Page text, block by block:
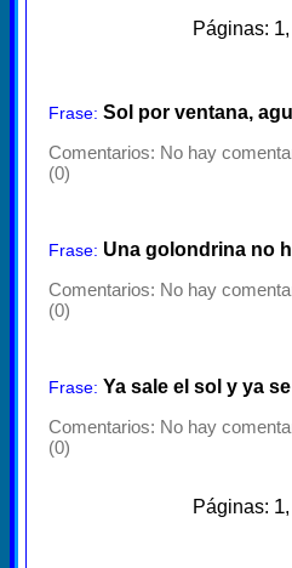
Páginas: 1,
Frase: Sol por ventana,
Comentarios: No hay
(0)
Frase: Una golondrina no
Comentarios: No hay
(0)
Frase: Ya sale el sol y ya
Comentarios: No hay
(0)
Páginas: 1,